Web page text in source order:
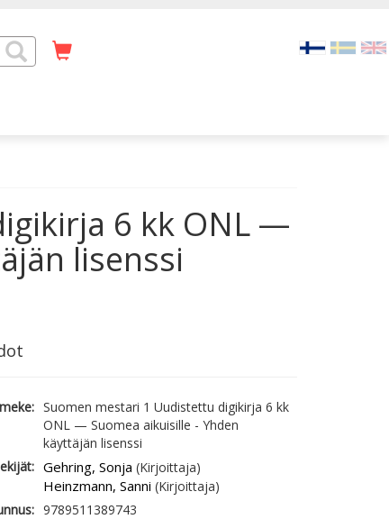
6 kk ONL —
lisenssi
Suomen mestari 1 Uudistettu digikirja 6 kk
ONL — Suomea aikuisille - Yhden
käyttäjän lisenssi
Gehring, Sonja (Kirjoittaja)
Heinzmann, Sanni (Kirjoittaja)
9789511389743